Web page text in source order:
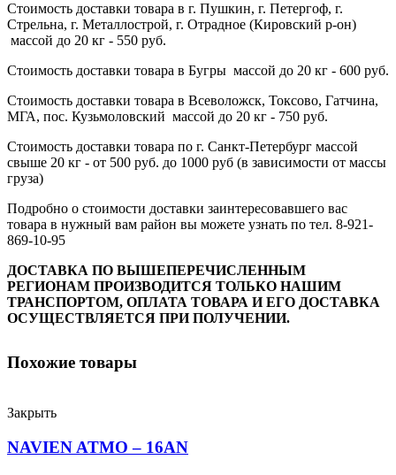
Стоимость доставки товара в г. Пушкин, г. Петергоф, г.
Стрельна, г. Металлострой, г. Отрадное (Кировский р-он)
массой до 20 кг - 550 руб.
Стоимость доставки товара в Бугры массой до 20 кг - 600 руб.
Стоимость доставки товара в Всеволожск, Токсово, Гатчина,
МГА, пос. Кузьмоловский массой до 20 кг - 750 руб.
Стоимость доставки товара по г. Санкт-Петербург массой
свыше 20 кг - от 500 руб. до 1000 руб (в зависимости от массы
груза)
Подробно о стоимости доставки заинтересовавшего вас
товара в нужный вам район вы можете узнать по тел. 8-921-
869-10-95
ДОСТАВКА ПО ВЫШЕПЕРЕЧИСЛЕННЫМ
РЕГИОНАМ ПРОИЗВОДИТСЯ ТОЛЬКО НАШИМ
ТРАНСПОРТОМ, ОПЛАТА ТОВАРА И ЕГО ДОСТАВКА
ОСУЩЕСТВЛЯЕТСЯ ПРИ ПОЛУЧЕНИИ.
Похожие товары
Закрыть
NAVIEN ATMO – 16AN